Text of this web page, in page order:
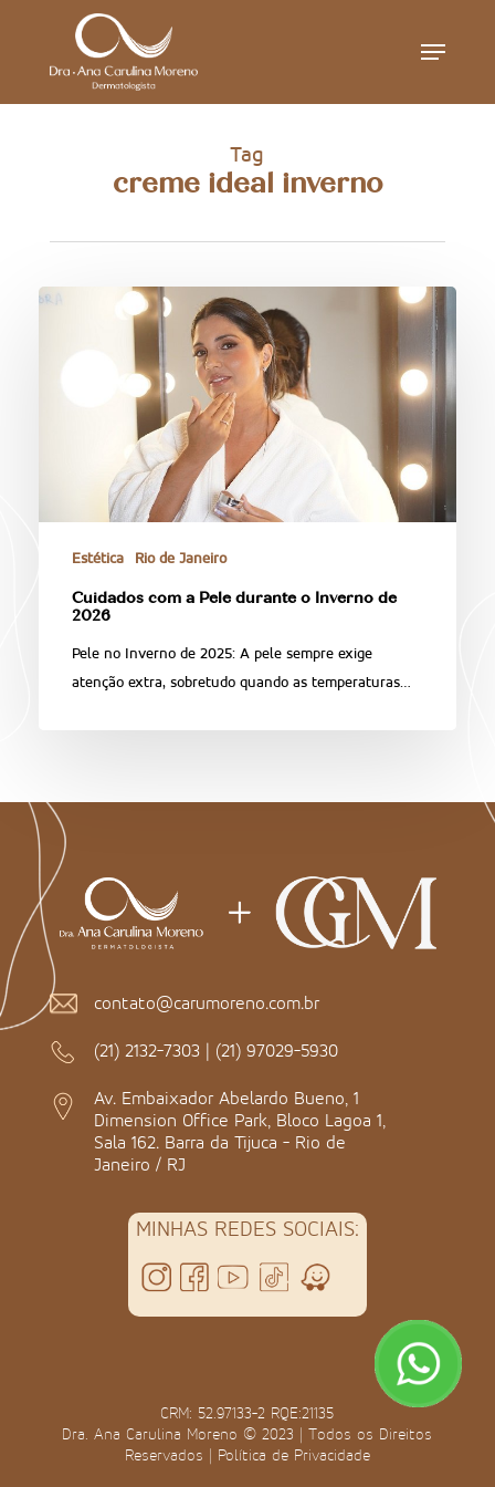
Menu
Tag
creme ideal inverno
Estética Rio de Janeiro
Cuidados com a Pele durante o Inverno de
2026
Pele no Inverno de 2025: A pele sempre exige
atenção extra, sobretudo quando as temperaturas…
contato@carumoreno.com.br
(21) 2132-7303 | (21) 97029-5930
Av. Embaixador Abelardo Bueno, 1
Dimension Office Park, Bloco Lagoa 1,
Sala 162. Barra da Tijuca - Rio de
Janeiro / RJ
MINHAS REDES SOCIAIS:
CRM: 52.97133-2 RQE:21135
Dra. Ana Carulina Moreno © 2023 | Todos os Direitos
Reservados | Política de Privacidade